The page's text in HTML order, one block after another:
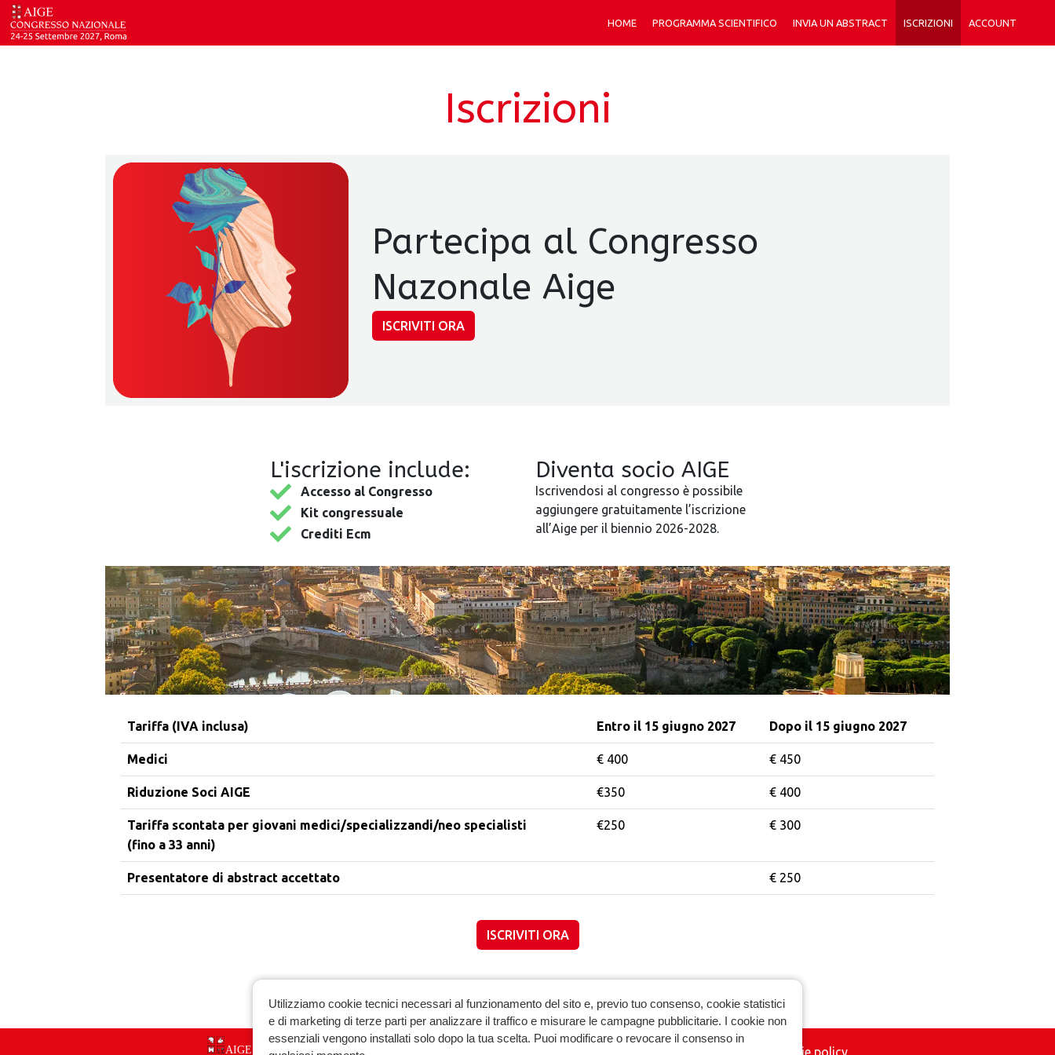
HOME PROGRAMMA SCIENTIFICO INVIA UN ABSTRACT ISCRIZIONI ACCOUNT
Iscrizioni
Partecipa al Congresso
Nazonale Aige
ISCRIVITI ORA
L'iscrizione include:
Accesso al Congresso
Kit congressuale
Crediti Ecm
Diventa socio AIGE
Iscrivendosi al congresso è possibile
aggiungere gratuitamente l’iscrizione
all’Aige per il biennio 2026-2028.
Tariffa (IVA inclusa) Entro il 15 giugno 2027 Dopo il 15 giugno 2027
Medici € 400 € 450
Riduzione Soci AIGE €350 € 400
Tariffa scontata per giovani medici/specializzandi/neo specialisti
(fino a 33 anni)
€250 € 300
Presentatore di abstract accettato € 250
ISCRIVITI ORA
Cookie policy
Utilizziamo cookie tecnici necessari al funzionamento del sito e, previo tuo consenso, cookie statistici
e di marketing di terze parti per analizzare il traffico e misurare le campagne pubblicitarie. I cookie non
essenziali vengono installati solo dopo la tua scelta. Puoi modificare o revocare il consenso in